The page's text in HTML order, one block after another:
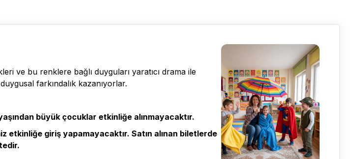
ve bu renklere bağlı duyguları yaratıcı drama ile
farkındalık kazanıyorlar.
büyük çocuklar etkinliğe alınmayacaktır.
etkinliğe giriş yapamayacaktır. Satın alınan biletlerde